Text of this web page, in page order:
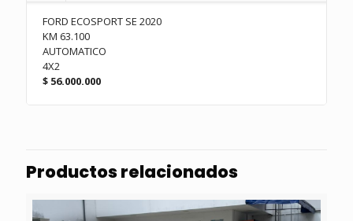
FORD ECOSPORT SE 2020
KM 63.100
AUTOMATICO
4X2
$ 56.000.000
Productos relacionados